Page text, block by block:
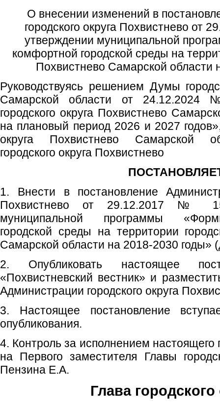
О внесении изменений в
городского округа Похвистнево от
утверждении муниципальной
комфортной городской среды на
Похвистнево Самарской области
Руководствуясь решением Думы
Самарской области от
городского округа Похвистнево
на плановый период 2026 и 2027
округа Похвистнево Самарской
городского округа Похвистнево
1. Внести в постановление
Похвистнево от 29.12.2017 №
муниципальной программы
городской среды на территории
Самарской области на 2018-2030 годы»
2. Опубликовать настоящее
«Похвистневский вестник» и
Администрации городского округа
3. Настоящее постановление
опубликования.
4. Контроль за исполнением настоящего
на Первого заместителя Главы
Пензина Е.А.
Глава городского